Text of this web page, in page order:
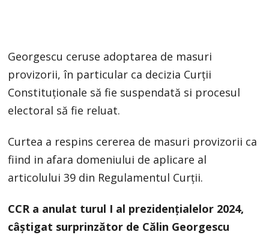
Georgescu ceruse adoptarea de masuri
provizorii, în particular ca decizia Curții
Constituționale să fie suspendată si procesul
electoral să fie reluat.
Curtea a respins cererea de masuri provizorii ca
fiind in afara domeniului de aplicare al
articolului 39 din Regulamentul Curții.
CCR a anulat turul I al prezidențialelor 2024,
câștigat surprinzător de Călin Georgescu